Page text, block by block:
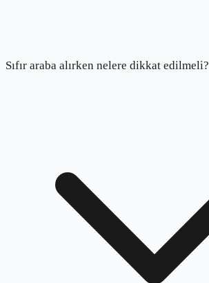
Sıfır araba alırken nelere dikkat edilmeli?